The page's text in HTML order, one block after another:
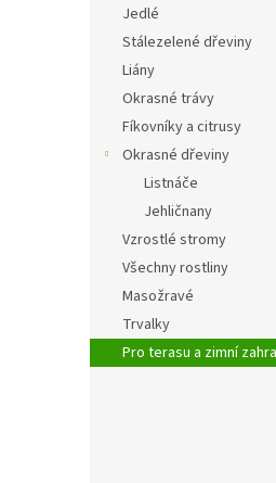
Jedlé
Stálezelené dřeviny
Liány
Okrasné trávy
Fíkovníky a citrusy
Okrasné dřeviny
Listnáče
Jehličnany
Vzrostlé stromy
Všechny rostliny
Masožravé
Trvalky
Pro terasu a zimní